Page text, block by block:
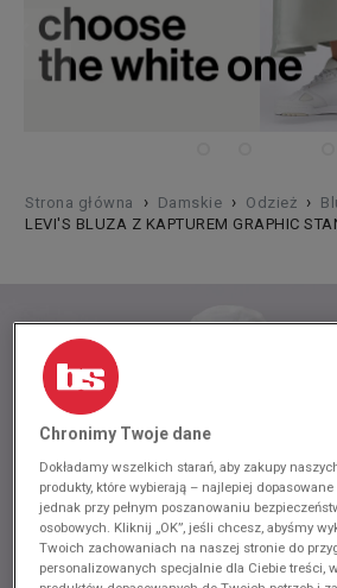
Strona główna › Damskie › Odzież ›
LEVI'S BLUZA Z KAPTUREM GRAPHIC
Chronimy Twoje dane
Dokładamy wszelkich starań, aby zakupy
produkty, które wybierają – najlepiej
jednak przy pełnym poszanowaniu
osobowych. Kliknij „OK”, jeśli chcesz, abyśmy
Twoich zachowaniach na naszej stronie do
personalizowanych specjalnie dla Ciebie treści,